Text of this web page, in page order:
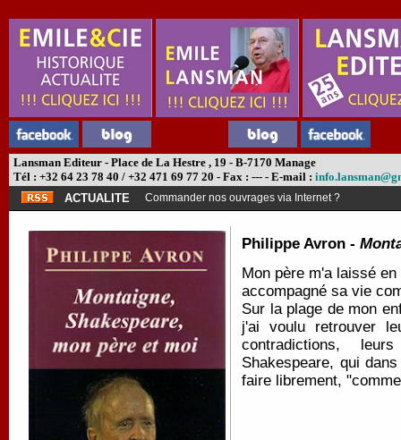
Lansman Editeur - Place de La Hestre , 19 - B-7170 Manage
Tél : +32 64 23 78 40 / +32 471 69 77 20 - Fax : --- - E-mail :
ACTUALITE
Commander nos ouvrages via Internet ?
Philippe Avron -
Mon père m'a laissé
accompagné sa vie
Sur la plage de mon
j'ai voulu retrouver
contradictions,
Shakespeare, qui
faire librement,